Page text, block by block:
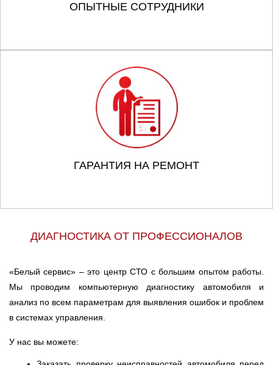
ОПЫТНЫЕ СОТРУДНИКИ
ГАРАНТИЯ НА РЕМОНТ
ДИАГНОСТИКА ОТ ПРОФЕССИОНАЛОВ
«Белый сервис» – это центр СТО с большим опытом работы.
Мы проводим компьютерную диагностику автомобиля и
анализ по всем параметрам для выявления ошибок и проблем
в системах управления.
У нас вы можете: